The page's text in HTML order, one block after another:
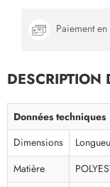
Paiement
DESCRIPTION
Données techniques
Dimensions
Matière